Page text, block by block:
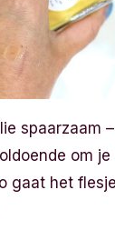
spaarzaam
om je
gaat het